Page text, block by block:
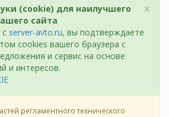
×
(cookie) для наилучшего
сайта
server-avto.ru, вы подтверждаете
cookies вашего браузера с
и сервис на основе
и интересов.
регламентного технического